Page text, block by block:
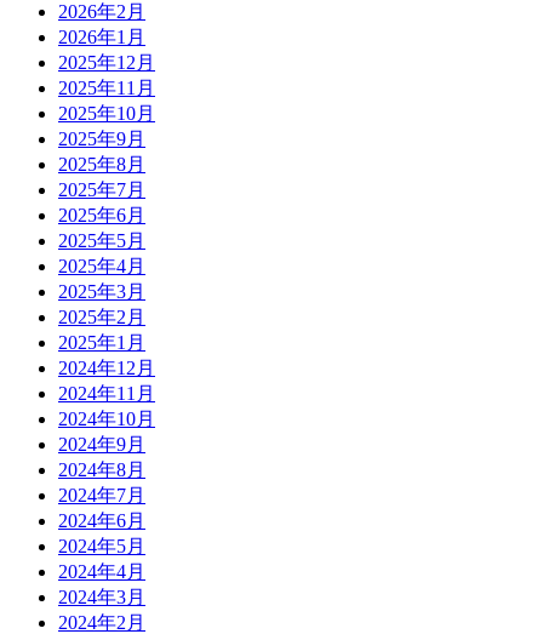
2026年2月
2026年1月
2025年12月
2025年11月
2025年10月
2025年9月
2025年8月
2025年7月
2025年6月
2025年5月
2025年4月
2025年3月
2025年2月
2025年1月
2024年12月
2024年11月
2024年10月
2024年9月
2024年8月
2024年7月
2024年6月
2024年5月
2024年4月
2024年3月
2024年2月